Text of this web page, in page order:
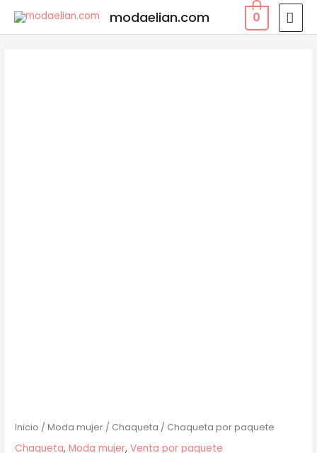
modaelian.com 0
Inicio /Moda mujer / Chaqueta / Chaqueta por paquete
Chaqueta,Moda mujer,Venta por paquete